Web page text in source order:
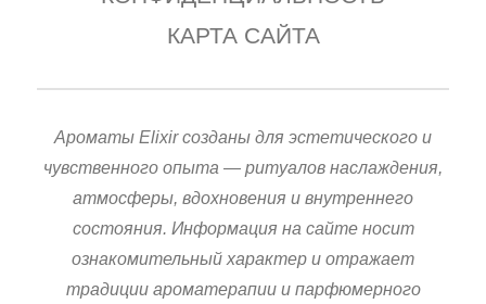
КАРТА САЙТА
Ароматы Elixir созданы для эстетического и
чувственного опыта — ритуалов наслаждения,
атмосферы, вдохновения и внутреннего
состояния. Информация на сайте носит
ознакомительный характер и отражает
традиции ароматерапии и парфюмерного